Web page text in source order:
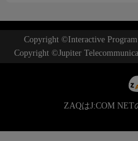
Copyright ©Interactive
Copyright ©Jupiter
ZAQはJ:COM